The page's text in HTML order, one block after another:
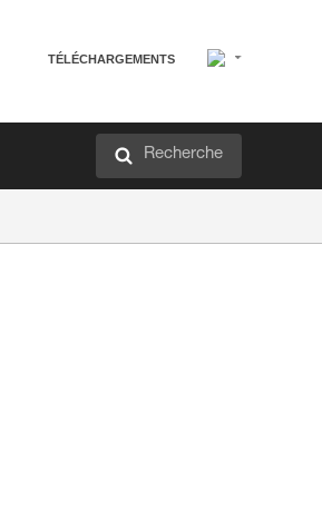
TÉLÉCHARGEMENTS
Recherche